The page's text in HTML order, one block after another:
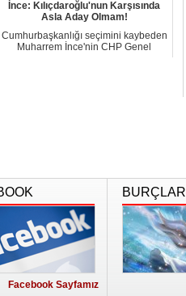
İnce: Kılıçdaroğlu'nun Karşısında
Asla Aday Olmam!
Cumhurbaşkanlığı seçimini kaybeden
Muharrem İnce'nin CHP Genel
Facebook Sayfamız
BURÇLAR